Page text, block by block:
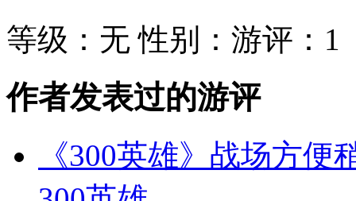
等级： 无 性别： 游评： 1
作者发表过的游评
《300英雄》战场方便